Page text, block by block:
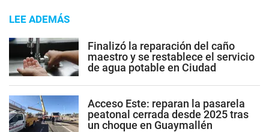
LEE ADEMÁS
Finalizó la reparación del caño
maestro y se restablece el servicio
de agua potable en Ciudad
Acceso Este: reparan la pasarela
peatonal cerrada desde 2025 tras
un choque en Guaymallén